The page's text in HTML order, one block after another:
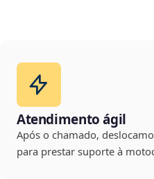
Atendimento ágil
Após o chamado,
para prestar suporte à